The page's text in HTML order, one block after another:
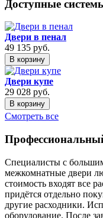
Доступные
Двери в пенал
49 135 руб.
В корзину
Двери купе
29 028 руб.
В корзину
Смотреть все
Специалисты с
межкомнатные двери
стоимость входят все
придётся отдельно
другие расходники.
оборудование. После